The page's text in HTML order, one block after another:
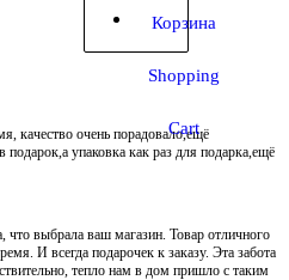
Корзина
Shopping
Cart
качество очень порадовало,ещё
подарок,а упаковка как раз для подарка,ещё
что выбрала ваш магазин. Товар отличного
И всегда подарочек к заказу. Эта забота
тепло нам в дом пришло с таким